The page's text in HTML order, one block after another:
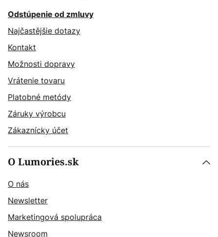
Odstúpenie od zmluvy
Najčastějšie dotazy
Kontakt
Možnosti dopravy
Vrátenie tovaru
Platobné metódy
Záruky výrobcu
Zákaznícky účet
O Lumories.sk
O nás
Newsletter
Marketingová spolupráca
Newsroom